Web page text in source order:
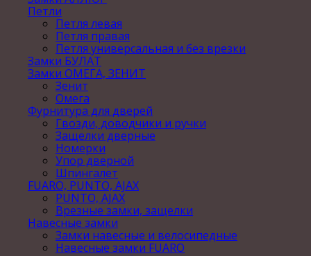
Петли
Петля левая
Петля правая
Петля универсальная и без врезки
Замки БУЛАТ
Замки ОМЕГА, ЗЕНИТ
Зенит
Омега
Фурнитура для дверей
Гвозди, доводчики и ручки
Защелки дверные
Номерки
Упор дверной
Шпингалет
FUARO, PUNTO, AJAX
PUNTO, AJAX
Врезные замки, защелки
Навесные замки
Замки навесные и велосипедные
Навесные замки FUARO